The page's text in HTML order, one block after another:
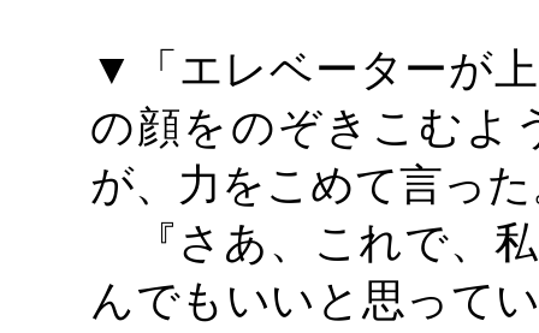
▼「エレベーターが
の顔をのぞきこむよ
が、力をこめて言っ
『さあ、これで、
んでもいいと思って